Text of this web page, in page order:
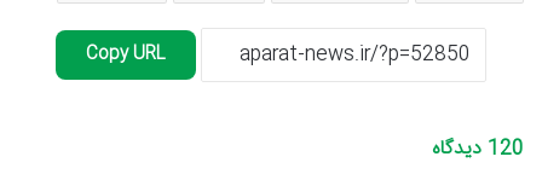
Copy URL
120 دیدگاه